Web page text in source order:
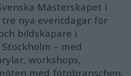
Mästerskapet i
nya eventdagar för
bildskapare i
– med
workshops,
med fotobranschen.